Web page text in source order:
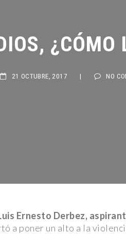
¿CÓMO
Ernesto Derbez,
a poner un alto a la